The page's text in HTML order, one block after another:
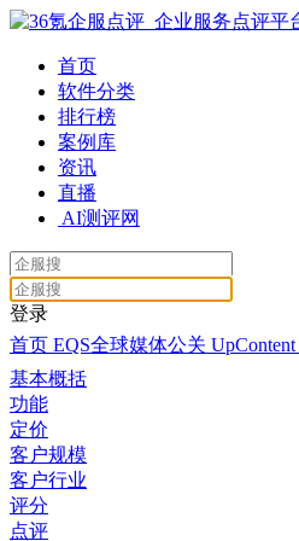
首页
软件分类
排行榜
案例库
资讯
直播
AI测评网
登录
首页 EQS全球媒体公关 UpContent
基本概括
功能
定价
客户规模
客户行业
评分
点评